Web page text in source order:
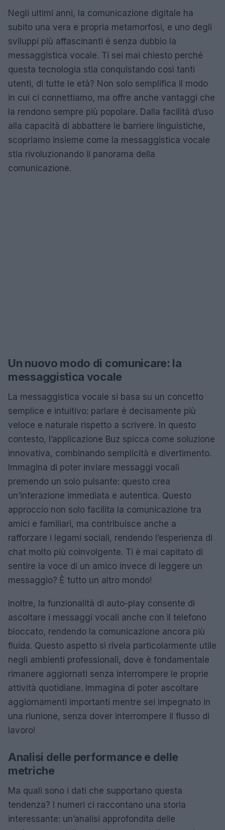
Negli ultimi anni, la comunicazione digitale ha
subito una vera e propria metamorfosi, e uno degli
sviluppi più affascinanti è senza dubbio la
messaggistica vocale. Ti sei mai chiesto perché
questa tecnologia stia conquistando così tanti
utenti, di tutte le età? Non solo semplifica il modo
in cui ci connettiamo, ma offre anche vantaggi che
la rendono sempre più popolare. Dalla facilità d’uso
alla capacità di abbattere le barriere linguistiche,
scopriamo insieme come la messaggistica vocale
stia rivoluzionando il panorama della
comunicazione.
Un nuovo modo di comunicare: la
messaggistica vocale
La messaggistica vocale si basa su un concetto
semplice e intuitivo: parlare è decisamente più
veloce e naturale rispetto a scrivere. In questo
contesto, l’applicazione Buz spicca come soluzione
innovativa, combinando semplicità e divertimento.
Immagina di poter inviare messaggi vocali
premendo un solo pulsante: questo crea
un’interazione immediata e autentica. Questo
approccio non solo facilita la comunicazione tra
amici e familiari, ma contribuisce anche a
rafforzare i legami sociali, rendendo l’esperienza di
chat molto più coinvolgente. Ti è mai capitato di
sentire la voce di un amico invece di leggere un
messaggio? È tutto un altro mondo!
Inoltre, la funzionalità di auto-play consente di
ascoltare i messaggi vocali anche con il telefono
bloccato, rendendo la comunicazione ancora più
fluida. Questo aspetto si rivela particolarmente utile
negli ambienti professionali, dove è fondamentale
rimanere aggiornati senza interrompere le proprie
attività quotidiane. Immagina di poter ascoltare
aggiornamenti importanti mentre sei impegnato in
una riunione, senza dover interrompere il flusso di
lavoro!
Analisi delle performance e delle
metriche
Ma quali sono i dati che supportano questa
tendenza? I numeri ci raccontano una storia
interessante: un’analisi approfondita delle